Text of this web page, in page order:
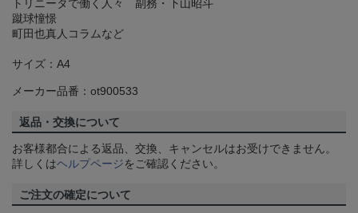
トリニータで働く人々 副務・下山昭斗
蹴球憧憬
町田也真人コラムなど
サイズ：A4
メーカー品番：ot900533
返品・交換について
お客様都合による返品、交換、キャンセルはお受けできません。
詳しくはヘルプページをご確認ください。
ご注文の確定について